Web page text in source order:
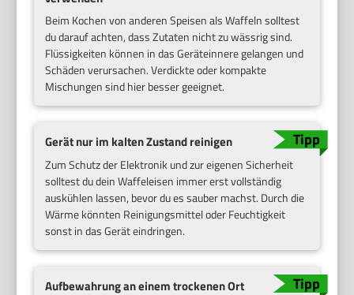
Beim Kochen von anderen Speisen als Waffeln solltest
du darauf achten, dass Zutaten nicht zu wässrig sind.
Flüssigkeiten können in das Geräteinnere gelangen und
Schäden verursachen. Verdickte oder kompakte
Mischungen sind hier besser geeignet.
Gerät nur im kalten Zustand reinigen
Zum Schutz der Elektronik und zur eigenen Sicherheit
solltest du dein Waffeleisen immer erst vollständig
auskühlen lassen, bevor du es sauber machst. Durch die
Wärme könnten Reinigungsmittel oder Feuchtigkeit
sonst in das Gerät eindringen.
Aufbewahrung an einem trockenen Ort